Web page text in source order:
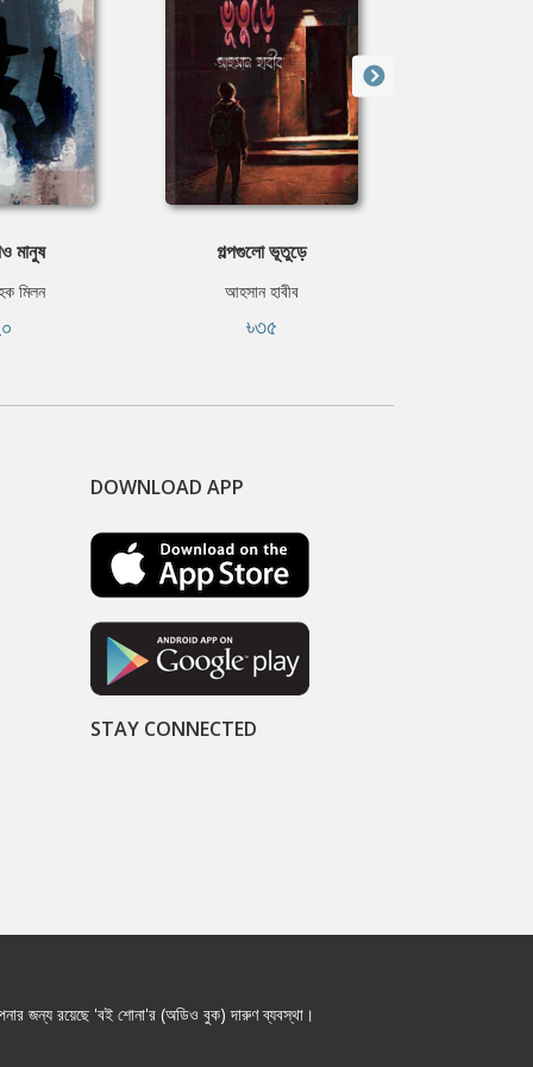
মানুষ
মিলন
গল্পগুলো ভূতুড়ে
আহসান হাবীব
৳৩৫
DOWNLOAD APP
STAY CONNECTED
জন্য রয়েছে 'বই শোনা'র (অডিও বুক) দারুণ ব্যবস্থা।